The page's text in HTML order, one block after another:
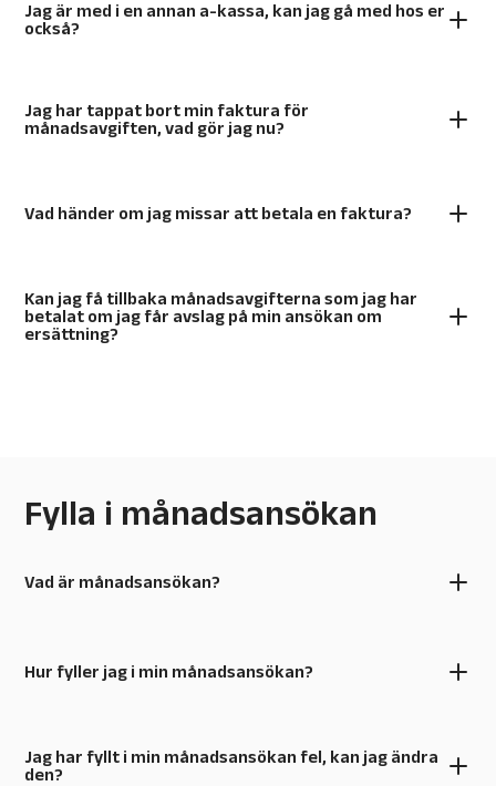
Jag är med i en annan a-kassa, kan jag gå med hos er
också?
Jag har tappat bort min faktura för
månadsavgiften, vad gör jag nu?
Vad händer om jag missar att betala en faktura?
Kan jag få tillbaka månadsavgifterna som jag har
betalat om jag får avslag på min ansökan om
ersättning?
Fylla i månadsansökan
Vad är månadsansökan?
Hur fyller jag i min månadsansökan?
Jag har fyllt i min månadsansökan fel, kan jag ändra
den?